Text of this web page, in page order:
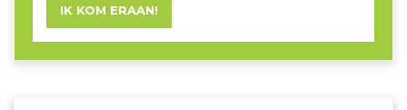
IK KOM ERAAN!